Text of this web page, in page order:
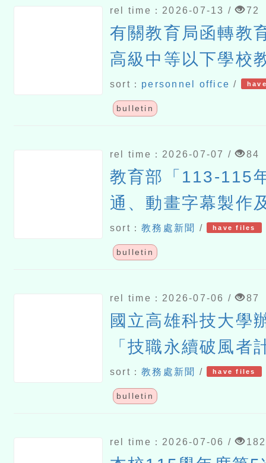
rel time：2026-07-13 / 72
有關教育局函轉教
高級中等以下學校
2所以上公立幼兒
保員及私立幼兒園
sort： personnel office /
bulletin
rel time：2026-07-07 / 84
教育部「113-115
通、動畫字幕製作
畫」成果網站「教
動畫網」短期暫停
sort：教務處新聞 / have files
bulletin
rel time：2026-07-06 / 87
國立高雄科技大學
「技職永續破風者
有「職」感的競賽
與教學實踐徵件】
sort：教務處新聞 / have files
bulletin
rel time：2026-07-06 / 182